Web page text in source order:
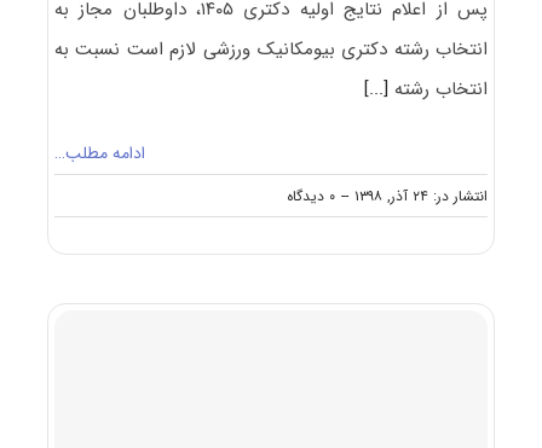
پس از اعلام نتایج اولیه دکتری ۱۴۰۵، داوطلبان مجاز به
انتخاب رشته دکتری بیومکانیک ورزشی لازم است نسبت به
انتخاب رشته [...]
ادامه مطلب…
انتشار در: ۲۴ آذر, ۱۳۹۸ -- ۰ دیدگاه
on
نکات
دکتری